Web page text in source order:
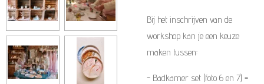
Bij het inschrijven van de
workshop kan je een keuze
maken tussen:
- Badkamer set (foto 6 en 7) =